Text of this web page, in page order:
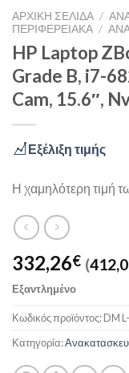
ΑΡΧΙΚΉ ΣΕΛΊΔΑ /
ΠΕΡΙΦΕΡΕΙΑΚΆ /
HP Laptop
Grade B, i7-
Cam, 15.6″,
Εξέλιξη τιμής
Η χαμηλότερη τιμή
332,26€ (
Εξαντλημένο
Κωδικός προϊόντος:DM
Κατηγορία: